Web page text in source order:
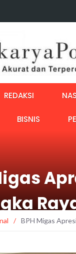
REDAKSI
BISNIS
/ BPH Migas